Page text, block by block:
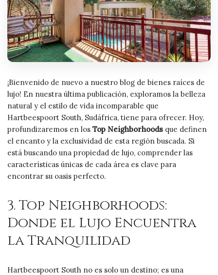
¡Bienvenido de nuevo a nuestro blog de bienes raíces de
lujo! En nuestra última publicación, exploramos la belleza
natural y el estilo de vida incomparable que
Hartbeespoort South, Sudáfrica, tiene para ofrecer. Hoy,
profundizaremos en los Top Neighborhoods que definen
el encanto y la exclusividad de esta región buscada. Si
está buscando una propiedad de lujo, comprender las
características únicas de cada área es clave para
encontrar su oasis perfecto.
3. Top Neighborhoods:
Donde el Lujo Encuentra
la Tranquilidad
Hartbeespoort South no es solo un destino; es una